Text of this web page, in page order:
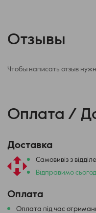
Отзывы
Чтобы написать отзыв
Оплата /
Доставка
Самовивіз з
Відправимо
Оплата
Оплата під час